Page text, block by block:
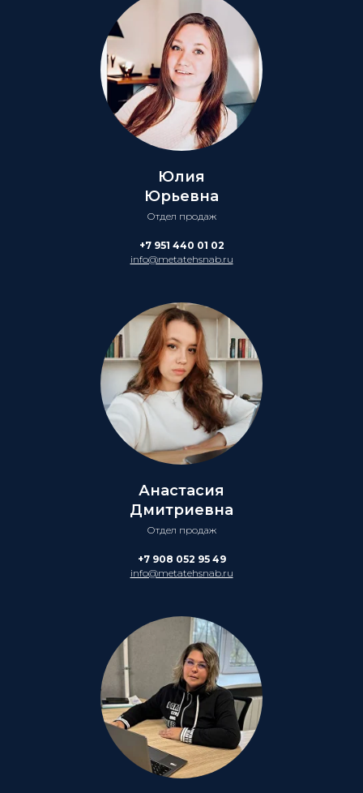
Юлия
Юрьевна
Отдел продаж
+7 951 440 01 02
info@metatehsnab.ru
Анастасия
Дмитриевна
Отдел продаж
+7 908 052 95 49
info@metatehsnab.ru